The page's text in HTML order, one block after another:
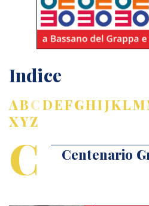
Indice
ABCDEFGHIJKLM
XYZ
C Centenario